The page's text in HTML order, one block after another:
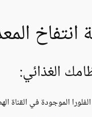
الغذائي:
الموجودة في القناة